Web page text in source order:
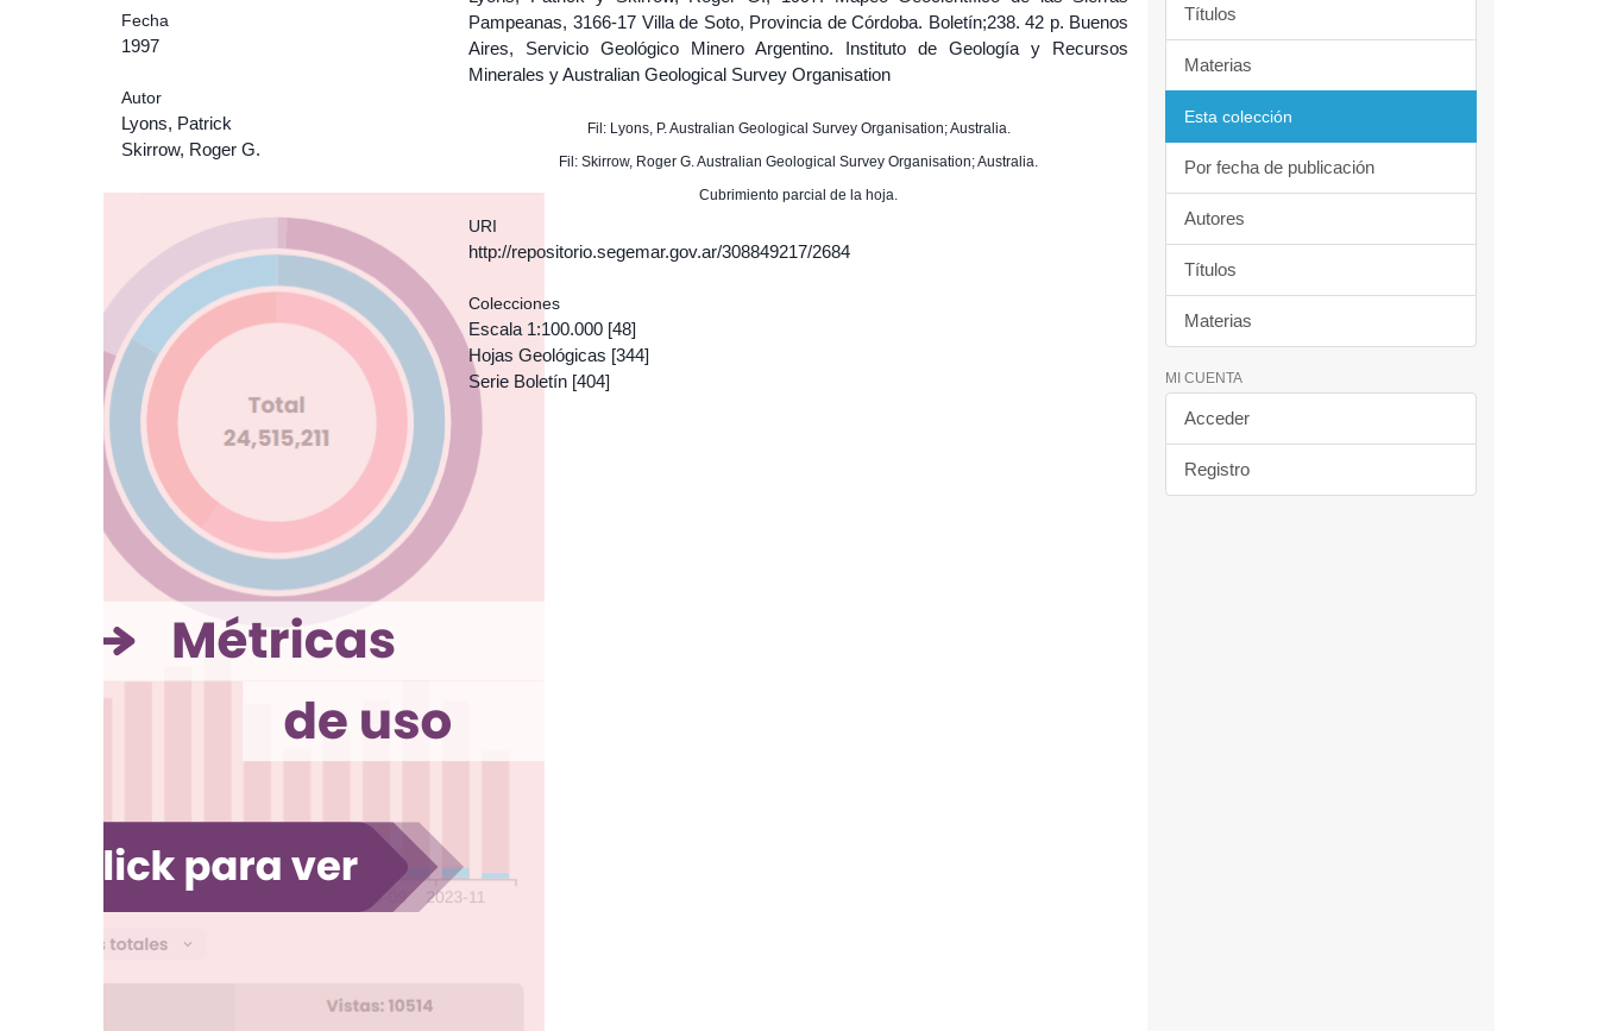
Fecha
1997
Autor
Lyons, Patrick
Skirrow, Roger G.
Pampeanas, 3166-17 Villa de Soto, Provincia de Córdoba. Boletín;238. 42 p. Buenos
Aires, Servicio Geológico Minero Argentino. Instituto de Geología y Recursos
Minerales y Australian Geological Survey Organisation
Fil: Lyons, P. Australian Geological Survey Organisation; Australia.
Fil: Skirrow, Roger G. Australian Geological Survey Organisation; Australia.
Cubrimiento parcial de la hoja.
URI
http://repositorio.segemar.gov.ar/308849217/2684
Colecciones
Escala 1:100.000 [48]
Hojas Geológicas [344]
Serie Boletín [404]
Títulos
Materias
Esta colección
Por fecha de publicación
Autores
Títulos
Materias
MI CUENTA
Acceder
Registro